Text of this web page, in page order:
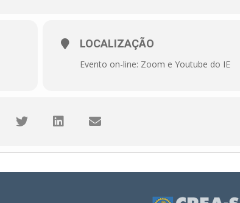
LOCALIZAÇÃO
Evento on-line: Zoom e Youtube do IE